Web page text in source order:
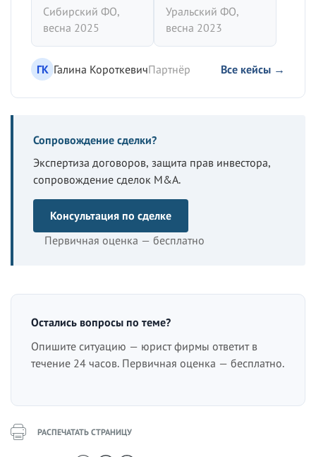
Сибирский ФО,
весна 2025
Уральский ФО,
весна 2023
ГК Галина КороткевичПартнёр Все кейсы →
Сопровождение сделки?
Экспертиза договоров, защита прав инвестора,
сопровождение сделок M&A.
Консультация по сделке
Первичная оценка — бесплатно
Остались вопросы по теме?
Опишите ситуацию — юрист фирмы ответит в
течение 24 часов. Первичная оценка — бесплатно.
РАСПЕЧАТАТЬ СТРАНИЦУ